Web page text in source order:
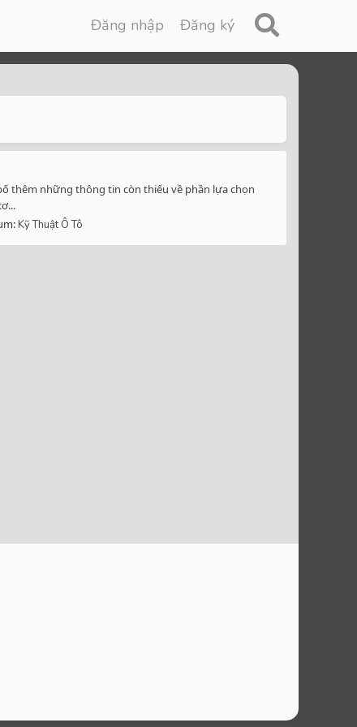
Đăng nhập Đăng ký
thêm những thông tin còn thiếu về phần lựa chọn
Kỹ Thuật Ô Tô